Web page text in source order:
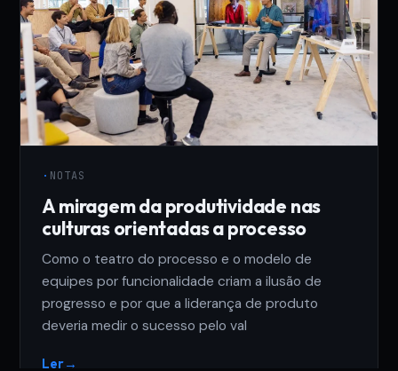
· NOTAS
A miragem da produtividade nas
culturas orientadas a processo
Como o teatro do processo e o modelo de
equipes por funcionalidade criam a ilusão de
progresso e por que a liderança de produto
deveria medir o sucesso pelo val
Ler→